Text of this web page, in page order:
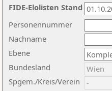
Nachname
Ebene
Personennummer
Bundesland
Spgem./Kreis/Verein
FIDE-Elolisten Stand